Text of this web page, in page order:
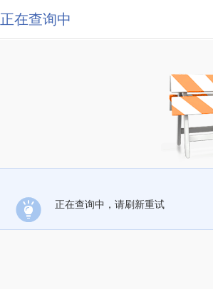
正在查询中
正在查询中，请刷新重试